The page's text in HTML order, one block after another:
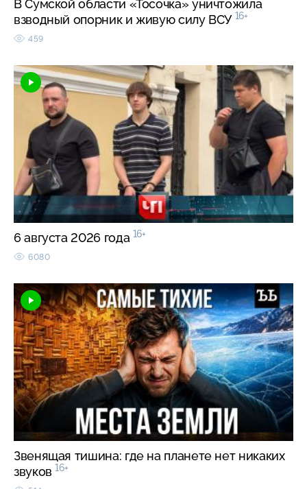
В Сумской области «Тосочка» уничтожила
взводный опорник и живую силу ВСУ 16+
459
6 августа 2026 года 16+
6080
Звенящая тишина: где на планете нет никаких
звуков 16+